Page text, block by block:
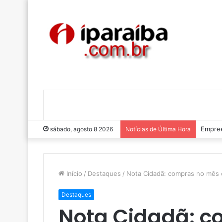
sábado, agosto 8 2026 Notícias de Última Hora
Início / Destaques / Nota Cidadã: compras no
Destaques